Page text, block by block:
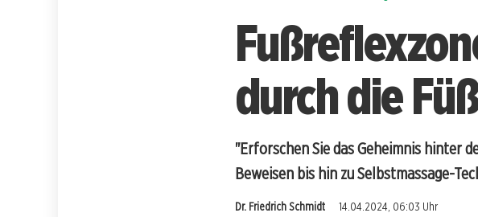
durch die
"Erforschen Sie das Geheimnis hinter
Beweisen bis hin zu Selbstmassage-
Dr. Friedrich Schmidt 14.04.2024, 06:03 Uhr